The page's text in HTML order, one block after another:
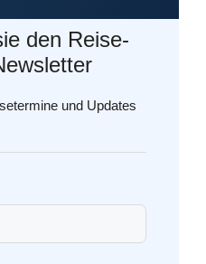
den Reise-
und Updates